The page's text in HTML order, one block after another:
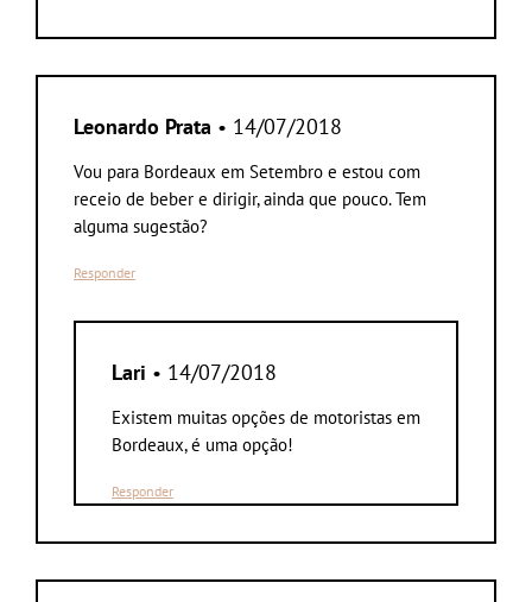
Leonardo Prata • 14/07/2018
Vou para Bordeaux em Setembro e estou com
receio de beber e dirigir, ainda que pouco. Tem
alguma sugestão?
Responder
Lari • 14/07/2018
Existem muitas opções de motoristas em
Bordeaux, é uma opção!
Responder